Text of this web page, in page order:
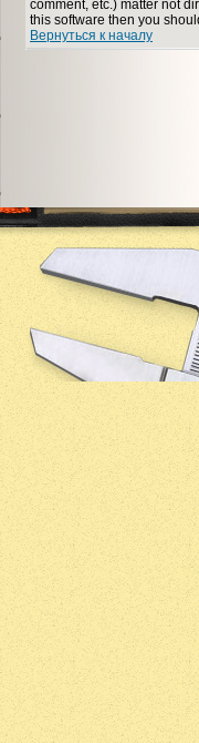
comment, etc.) matter not
this software then you
Вернуться к началу